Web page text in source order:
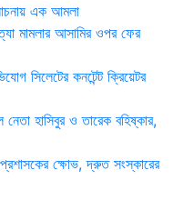
এক আমলা
মামলার আসামির ওপর ফের
সিলেটের কনটেন্ট ক্রিয়েটর
নেতা হাসিবুর ও তারেক বহিষ্কার,
ক্ষোভ, দ্রুত সংস্কারের